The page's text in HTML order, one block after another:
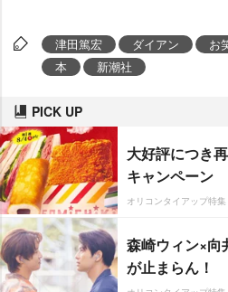
津田篤宏 ダイアン お
本
新潮社
PICK UP
大好評につき
キャンペーン
オリコンタイアップ特集
森崎ウィン×向
が止まらん！